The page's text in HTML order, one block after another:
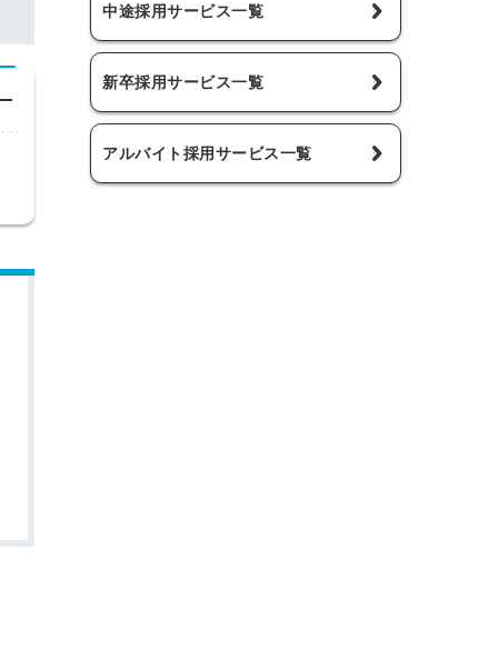
中途採用サービス一覧
新卒採用サービス一覧
アルバイト採用サービス一覧